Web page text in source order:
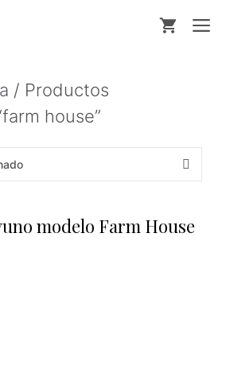
/ Productos
house”
modelo Farm House